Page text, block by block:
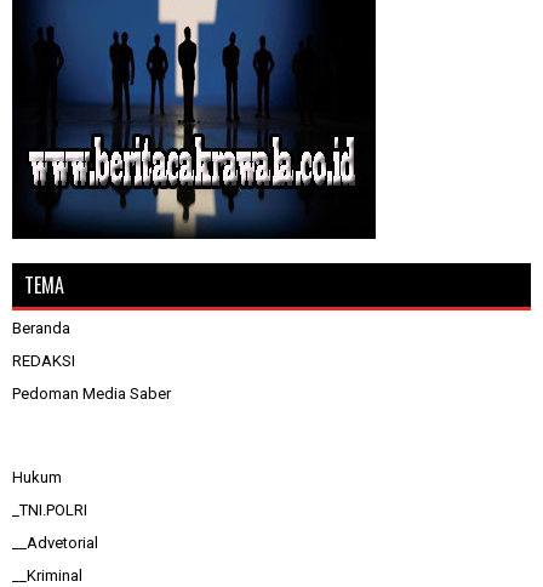
TEMA
Beranda
REDAKSI
Pedoman Media Saber
Hukum
_TNI.POLRI
__Advetorial
__Kriminal